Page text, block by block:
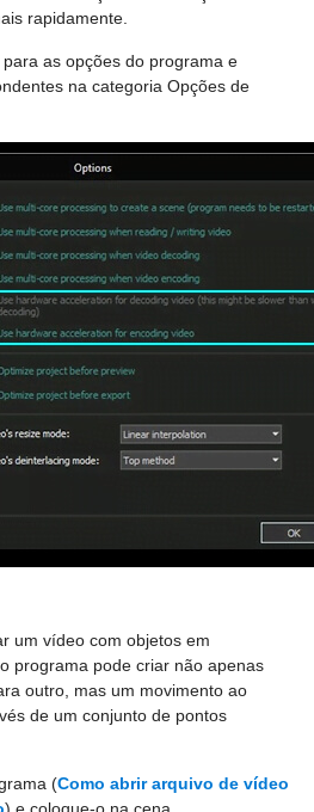
rapidamente.
as opções do programa e
na categoria Opções de
um vídeo com objetos em
programa pode criar não apenas
outro, mas um movimento ao
de um conjunto de pontos
(Como abrir arquivo de vídeo